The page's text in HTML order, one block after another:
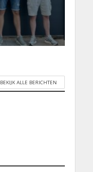
BEKIJK ALLE BERICHTEN